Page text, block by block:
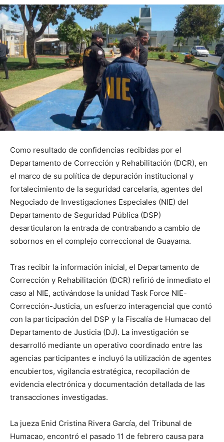
Como resultado de confidencias recibidas por el
Departamento de Corrección y Rehabilitación (DCR), en
el marco de su política de depuración institucional y
fortalecimiento de la seguridad carcelaria, agentes del
Negociado de Investigaciones Especiales (NIE) del
Departamento de Seguridad Pública (DSP)
desarticularon la entrada de contrabando a cambio de
sobornos en el complejo correccional de Guayama.
Tras recibir la información inicial, el Departamento de
Corrección y Rehabilitación (DCR) refirió de inmediato el
caso al NIE, activándose la unidad Task Force NIE-
Corrección-Justicia, un esfuerzo interagencial que contó
con la participación del DSP y la Fiscalía de Humacao del
Departamento de Justicia (DJ). La investigación se
desarrolló mediante un operativo coordinado entre las
agencias participantes e incluyó la utilización de agentes
encubiertos, vigilancia estratégica, recopilación de
evidencia electrónica y documentación detallada de las
transacciones investigadas.
La jueza Enid Cristina Rivera García, del Tribunal de
Humacao, encontró el pasado 11 de febrero causa para